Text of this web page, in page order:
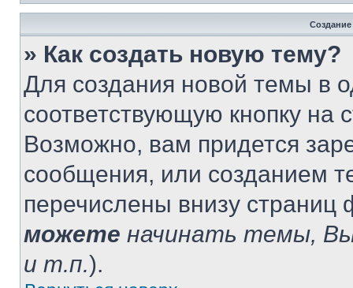
» Как создать новую тему?
Для создания новой темы в
соответствующую кнопку
Возможно, вам придется
сообщения, или созданием
перечислены внизу
можете начинать темы,
и т.п.).